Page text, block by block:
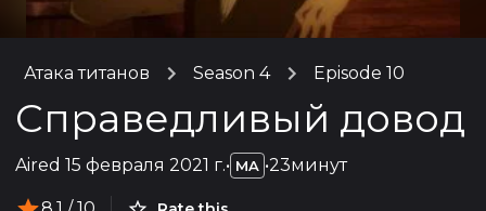
Атака титанов Season 4 Episode 10
Справедливый довод
Aired 15 февраля 2021 г.• MA •23минут